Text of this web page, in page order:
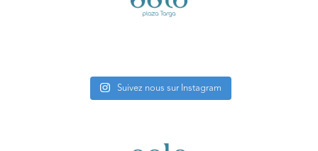
Suivez nous sur Instagram